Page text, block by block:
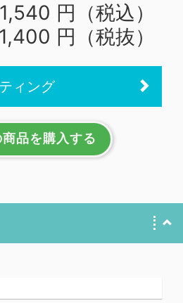
1,540 円（税込）
1,400 円（税抜）
ィング
商品を購入する